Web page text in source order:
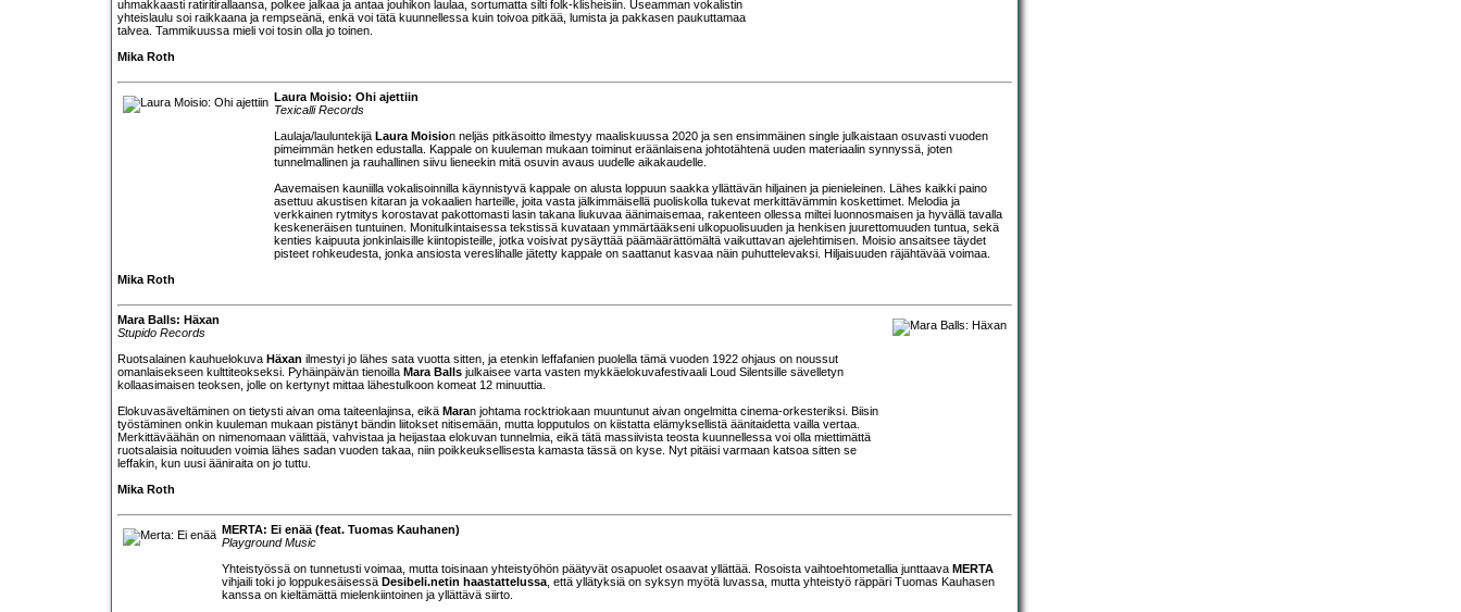
uhmakkaasti ratiritirallaansa, polkee jalkaa ja antaa jouhikon laulaa, sortumatta silti folk-klisheisiin. Useamman vokalistin
yhteislaulu soi raikkaana ja rempseänä, enkä voi tätä kuunnellessa kuin toivoa pitkää, lumista ja pakkasen paukuttamaa
talvea. Tammikuussa mieli voi tosin olla jo toinen.
Mika Roth
Laura Moisio: Ohi ajettiin
Texicalli Records
Laulaja/lauluntekijä Laura Moision neljäs pitkäsoitto ilmestyy maaliskuussa 2020 ja sen ensimmäinen single julkaistaan osuvasti vuoden
pimeimmän hetken edustalla. Kappale on kuuleman mukaan toiminut eräänlaisena johtotähtenä uuden materiaalin synnyssä, joten
tunnelmallinen ja rauhallinen siivu lieneekin mitä osuvin avaus uudelle aikakaudelle.
Aavemaisen kauniilla vokalisoinnilla käynnistyvä kappale on alusta loppuun saakka yllättävän hiljainen ja pienieleinen. Lähes kaikki paino
asettuu akustisen kitaran ja vokaalien harteille, joita vasta jälkimmäisellä puoliskolla tukevat merkittävämmin koskettimet. Melodia ja
verkkainen rytmitys korostavat pakottomasti lasin takana liukuvaa äänimaisemaa, rakenteen ollessa miltei luonnosmaisen ja hyvällä tavalla
keskeneräisen tuntuinen. Monitulkintaisessa tekstissä kuvataan ymmärtääkseni ulkopuolisuuden ja henkisen juurettomuuden tuntua, sekä
kenties kaipuuta jonkinlaisille kiintopisteille, jotka voisivat pysäyttää päämäärättömältä vaikuttavan ajelehtimisen. Moisio ansaitsee täydet
pisteet rohkeudesta, jonka ansiosta vereslihalle jätetty kappale on saattanut kasvaa näin puhuttelevaksi. Hiljaisuuden räjähtävää voimaa.
Mika Roth
Mara Balls: Häxan
Stupido Records
Ruotsalainen kauhuelokuva Häxan ilmestyi jo lähes sata vuotta sitten, ja etenkin leffafanien puolella tämä vuoden 1922 ohjaus on noussut
omanlaisekseen kulttiteokseksi. Pyhäinpäivän tienoilla Mara Balls julkaisee varta vasten mykkäelokuvafestivaali Loud Silentsille sävelletyn
kollaasimaisen teoksen, jolle on kertynyt mittaa lähestulkoon komeat 12 minuuttia.
Elokuvasäveltäminen on tietysti aivan oma taiteenlajinsa, eikä Maran johtama rocktriokaan muuntunut aivan ongelmitta cinema-orkesteriksi. Biisin
työstäminen onkin kuuleman mukaan pistänyt bändin liitokset nitisemään, mutta lopputulos on kiistatta elämyksellistä äänitaidetta vailla vertaa.
Merkittäväähän on nimenomaan välittää, vahvistaa ja heijastaa elokuvan tunnelmia, eikä tätä massiivista teosta kuunnellessa voi olla miettimättä
ruotsalaisia noituuden voimia lähes sadan vuoden takaa, niin poikkeuksellisesta kamasta tässä on kyse. Nyt pitäisi varmaan katsoa sitten se
leffakin, kun uusi ääniraita on jo tuttu.
Mika Roth
MERTA: Ei enää (feat. Tuomas Kauhanen)
Playground Music
Yhteistyössä on tunnetusti voimaa, mutta toisinaan yhteistyöhön päätyvät osapuolet osaavat yllättää. Rosoista vaihtoehtometallia junttaava MERTA
vihjaili toki jo loppukesäisessä Desibeli.netin haastattelussa , että yllätyksiä on syksyn myötä luvassa, mutta yhteistyö räppäri Tuomas Kauhasen
kanssa on kieltämättä mielenkiintoinen ja yllättävä siirto.